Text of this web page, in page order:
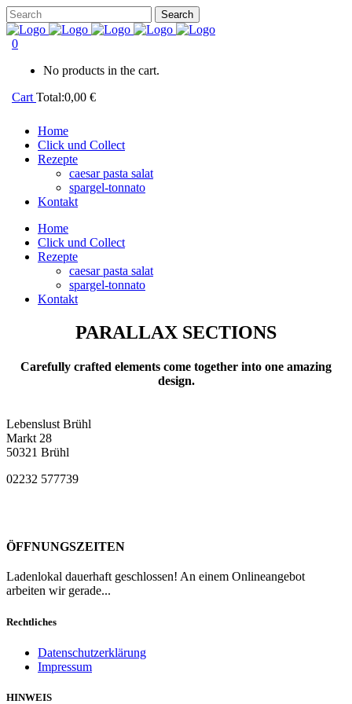
0
No products in the cart.
Cart Total:0,00 €
Home
Click und Collect
Rezepte
caesar pasta salat
spargel-tonnato
Kontakt
Home
Click und Collect
Rezepte
caesar pasta salat
spargel-tonnato
Kontakt
PARALLAX SECTIONS
Carefully crafted elements come together into one amazing
design.
Lebenslust Brühl
Markt 28
50321 Brühl
02232 577739
ÖFFNUNGSZEITEN
Ladenlokal dauerhaft geschlossen! An einem Onlineangebot
arbeiten wir gerade...
Rechtliches
Datenschutzerklärung
Impressum
HINWEIS